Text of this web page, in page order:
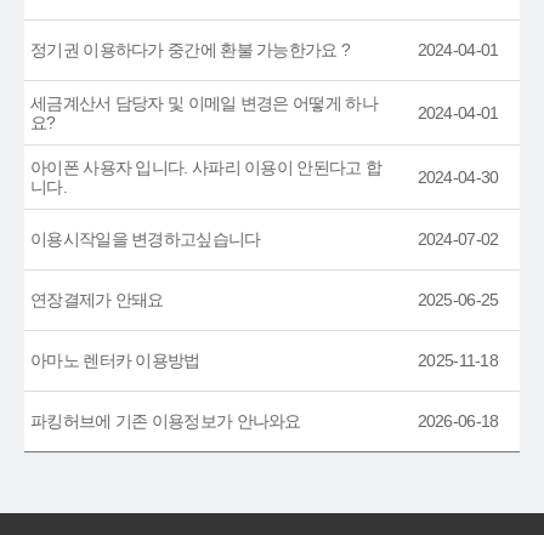
정기권 이용하다가 중간에 환불 가능한가요 ? 2024-04-01
세금계산서 담당자 및 이메일 변경은 어떻게 하나
요?
2024-04-01
아이폰 사용자 입니다. 사파리 이용이 안된다고 합
니다.
2024-04-30
이용시작일을 변경하고싶습니다 2024-07-02
연장결제가 안돼요 2025-06-25
아마노 렌터카 이용방법 2025-11-18
파킹허브에 기존 이용정보가 안나와요 2026-06-18